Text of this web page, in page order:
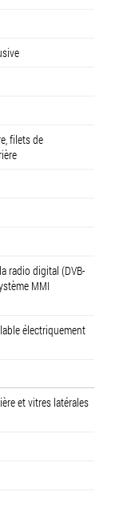
filets de
radio digital (DVB-
MMI
électriquement
et vitres latérales